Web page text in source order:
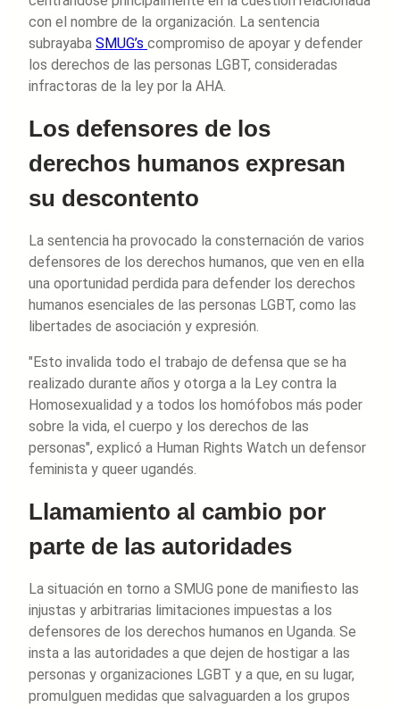
con el nombre de la organización. La sentencia
subrayaba SMUG’s compromiso de apoyar y defender
los derechos de las personas LGBT, consideradas
infractoras de la ley por la AHA.
Los defensores de los
derechos humanos expresan
su descontento
La sentencia ha provocado la consternación de varios
defensores de los derechos humanos, que ven en ella
una oportunidad perdida para defender los derechos
humanos esenciales de las personas LGBT, como las
libertades de asociación y expresión.
"Esto invalida todo el trabajo de defensa que se ha
realizado durante años y otorga a la Ley contra la
Homosexualidad y a todos los homófobos más poder
sobre la vida, el cuerpo y los derechos de las
personas", explicó a Human Rights Watch un defensor
feminista y queer ugandés.
Llamamiento al cambio por
parte de las autoridades
La situación en torno a SMUG pone de manifiesto las
injustas y arbitrarias limitaciones impuestas a los
defensores de los derechos humanos en Uganda. Se
insta a las autoridades a que dejen de hostigar a las
personas y organizaciones LGBT y a que, en su lugar,
promulguen medidas que salvaguarden a los grupos